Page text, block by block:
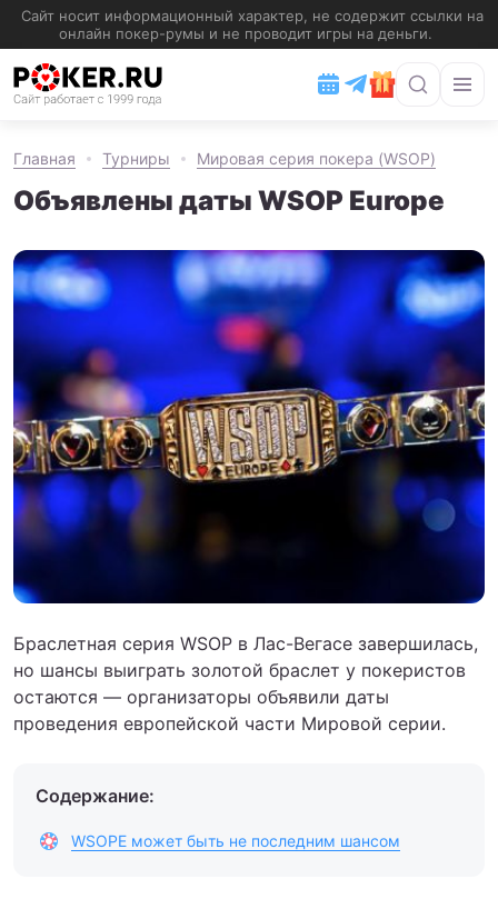
Главная Турниры Мировая серия покера (WSOP)
Объявлены даты WSOP Europe
Браслетная серия WSOP в Лас-Вегасе завершилась,
но шансы выиграть золотой браслет у покеристов
остаются — организаторы объявили даты
проведения европейской части Мировой серии.
Содержание:
WSOPE может быть не последним шансом